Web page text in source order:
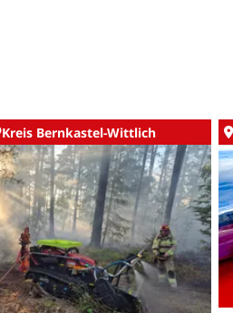
Kreis Bernkastel-Wittlich